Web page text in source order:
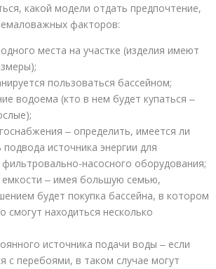
какой модели отдать предпочтение,
факторов:
места на участке (изделия имеют
пользоваться бассейном;
водоема (кто в нем будет купаться ‒
‒ определить, имеется ли
источника энергии для
насосного оборудования;
емкости ‒ имея большую семью,
будет покупка бассейна, в котором
смогут находиться несколько
источника подачи воды ‒ если
с перебоями, в таком случае могут